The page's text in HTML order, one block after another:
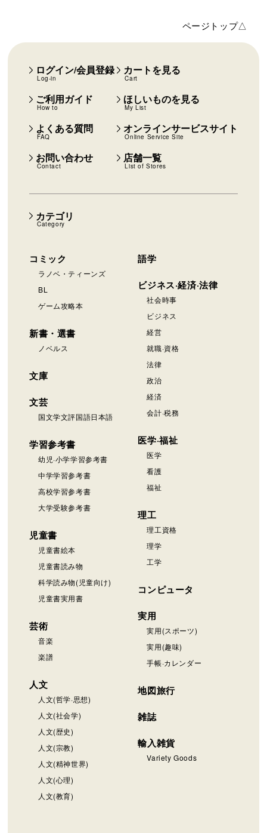
ページトップ△
カテゴリ
Category
コミック
ラノベ・ティーンズ
BL
ゲーム攻略本
新書・選書
ノベルス
文庫
文芸
国文学文評国語日本語
学習参考書
幼児·小学学習参考書
中学学習参考書
高校学習参考書
大学受験参考書
児童書
児童書絵本
児童書読み物
科学読み物(児童向け)
児童書実用書
芸術
音楽
楽譜
人文
人文(哲学·思想)
人文(社会学)
人文(歴史)
人文(宗教)
人文(精神世界)
人文(心理)
人文(教育)
語学
ビジネス·経済·法律
社会時事
ビジネス
経営
就職·資格
法律
政治
経済
会計·税務
医学·福祉
医学
看護
福祉
理工
理工資格
理学
工学
コンピュータ
実用
実用(スポーツ)
実用(趣味)
手帳·カレンダー
地図旅行
雑誌
輸入雑貨
Variety Goods
ログイン/会員登録
Log-in
カートを見る
Cart
ご利用ガイド
How to
ほしいものを見る
My List
よくある質問
FAQ
オンラインサービスサイト
Online Service Site
お問い合わせ
Contact
店舗一覧
List of Stores